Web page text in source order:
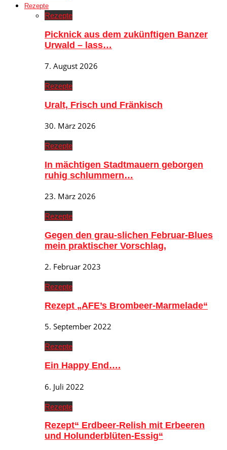
Rezepte
Rezepte
Picknick aus dem zukünftigen Banzer
Urwald – lass…
7. August 2026
Rezepte
Uralt, Frisch und Fränkisch
30. März 2026
Rezepte
In mächtigen Stadtmauern geborgen
ruhig schlummern…
23. März 2026
Rezepte
Gegen den grau-slichen Februar-Blues
mein praktischer Vorschlag,
2. Februar 2023
Rezepte
Rezept „AFE’s Brombeer-Marmelade“
5. September 2022
Rezepte
Ein Happy End….
6. Juli 2022
Rezepte
Rezept“ Erdbeer-Relish mit Erbeeren
und Holunderblüten-Essig“